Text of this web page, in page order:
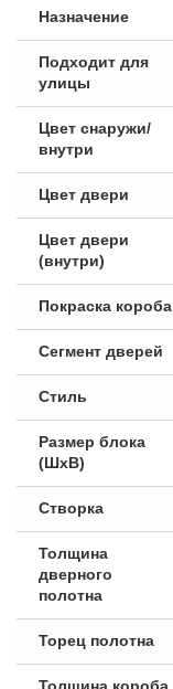
Назначение
Подходит для
улицы
Цвет снаружи/
внутри
Цвет двери
Цвет двери
(внутри)
Покраска короба
Сегмент дверей
Стиль
Размер блока
(ШxВ)
Створка
Толщина
дверного
полотна
Торец полотна